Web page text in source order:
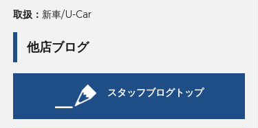
取扱： 新車/U-Car
他店ブログ
スタッフブログトップ